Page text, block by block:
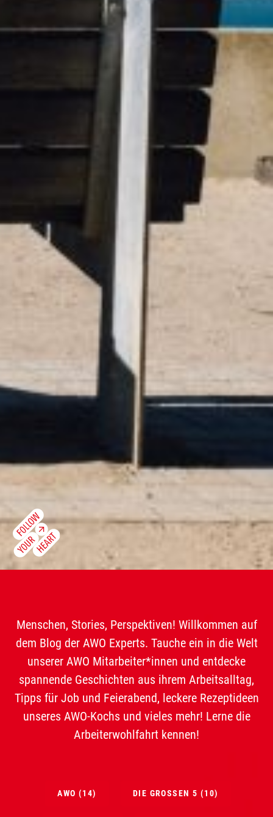
Menschen, Stories, Perspektiven! Willkommen auf
dem Blog der AWO Experts. Tauche ein in die Welt
unserer AWO Mitarbeiter*innen und entdecke
spannende Geschichten aus ihrem Arbeitsalltag,
Tipps für Job und Feierabend, leckere Rezeptideen
unseres AWO-Kochs und vieles mehr! Lerne die
Arbeiterwohlfahrt kennen!
AWO (14) DIE GROSSEN 5 (10)